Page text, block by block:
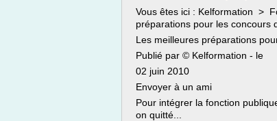
Vous êtes ici : Kelformation >
préparations pour les concours
Les meilleures préparations
Publié par © Kelformation - le
02 juin 2010
Envoyer à un ami
Pour intégrer la fonction
on quitté...